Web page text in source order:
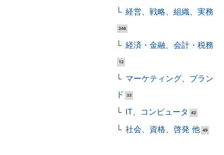
経営、戦略、組織、実務
246
経済・金融、会計・税務
12
マーケティング、ブラン
ド
33
IT、コンピュータ 42
社会、資格、啓発 他 49